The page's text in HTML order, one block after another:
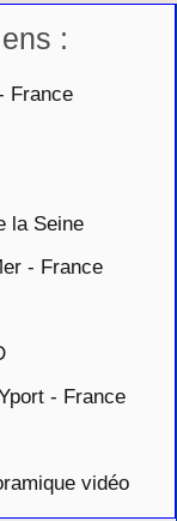
:
France
la Seine
- France
- France
vidéo